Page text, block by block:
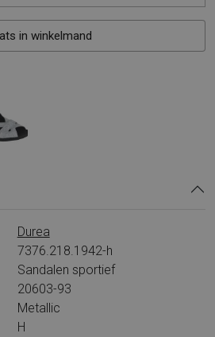
in winkelmand
Durea
7376.218.1942-h
Sandalen sportief
20603-93
Metallic
H